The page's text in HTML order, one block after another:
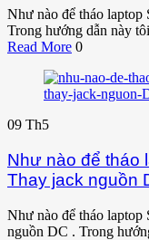
Như nào để tháo laptop
Trong hướng dẫn này tôi
Read More 0
09 Th5
Như nào để tháo
Thay jack nguồn
Như nào để tháo
nguồn DC . Trong